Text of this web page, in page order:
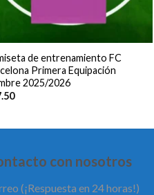
de entrenamiento FC
Primera Equipación
2025/2026
con nosotros
(¡Respuesta en 24 horas!)